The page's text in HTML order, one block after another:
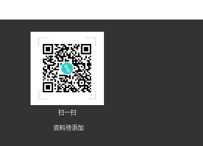
扫一扫
资料待添加